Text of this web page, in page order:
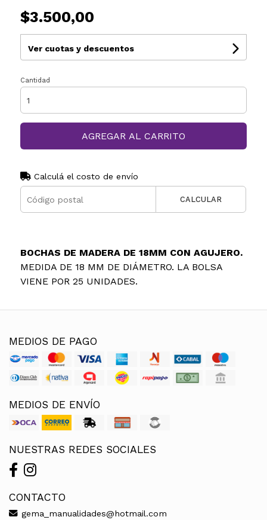
$3.500,00
Ver cuotas y descuentos
Cantidad
AGREGAR AL CARRITO
Calculá el costo de envío
CALCULAR
BOCHAS DE MADERA DE 18MM CON AGUJERO.
MEDIDA DE 18 MM DE DIÁMETRO. LA BOLSA
VIENE POR 25 UNIDADES.
MEDIOS DE PAGO
MEDIOS DE ENVÍO
NUESTRAS REDES SOCIALES
CONTACTO
gema_manualidades@hotmail.com